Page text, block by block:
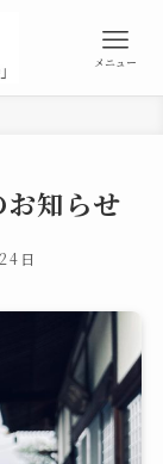
メニュー
お知らせ
日